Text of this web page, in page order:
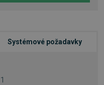
Systémové požadavky
1